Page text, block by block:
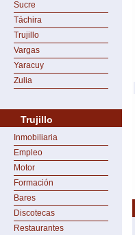
Sucre
Táchira
Trujillo
Vargas
Yaracuy
Zulia
Trujillo
Inmobiliaria
Empleo
Motor
Formación
Bares
Discotecas
Restaurantes